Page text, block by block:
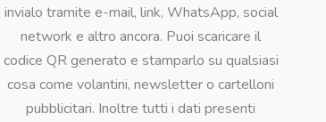
invialo tramite e-mail, link, WhatsApp, social
network e altro ancora. Puoi scaricare il
codice QR generato e stamparlo su qualsiasi
cosa come volantini, newsletter o cartelloni
pubblicitari. Inoltre tutti i dati presenti